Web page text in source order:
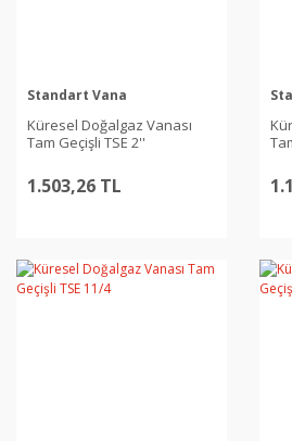
Standart Vana
Küresel Doğalgaz Vanası
Tam Geçişli TSE 2''
1.503,26 TL